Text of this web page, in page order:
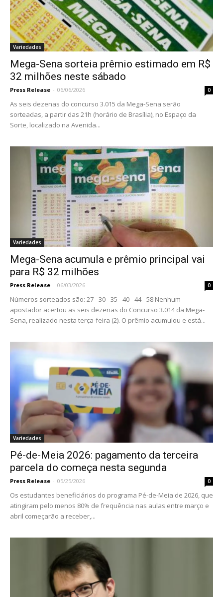
Variedades
Mega-Sena sorteia prêmio estimado em R$
32 milhões neste sábado
Press Release - 06/06/2026 0
As seis dezenas do concurso 3.015 da Mega-Sena serão
sorteadas, a partir das 21h (horário de Brasília), no Espaço da
Sorte, localizado na Avenida...
Variedades
Mega-Sena acumula e prêmio principal vai
para R$ 32 milhões
Press Release - 06/03/2026 0
Números sorteados são: 27 - 30 - 35 - 40 - 44 - 58 Nenhum
apostador acertou as seis dezenas do Concurso 3.014 da Mega-
Sena, realizado nesta terça-feira (2). O prêmio acumulou e está...
Variedades
Pé-de-Meia 2026: pagamento da terceira
parcela do começa nesta segunda
Press Release - 05/25/2026 0
Os estudantes beneficiários do programa Pé-de-Meia de 2026, que
atingiram pelo menos 80% de frequência nas aulas entre março e
abril começarão a receber,...